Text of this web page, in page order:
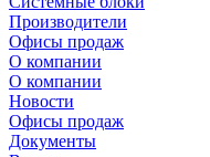
Производители
Офисы продаж
О компании
О компании
Новости
Офисы продаж
Документы